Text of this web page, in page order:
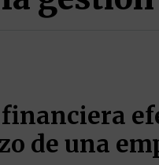
de una